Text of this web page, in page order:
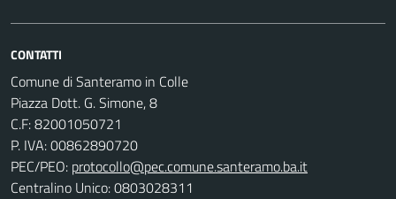
CONTATTI
Comune di Santeramo in Colle
Piazza Dott. G. Simone, 8
C.F:82001050721
P. IVA:00862890720
PEC/PEO: protocollo@pec.comune.santeramo.ba.it
Centralino Unico: 0803028311